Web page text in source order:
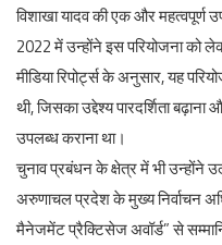
विशाखा यादव की एक और महत्वपूर्ण
2022 में उन्होंने इस परियोजना को
मीडिया रिपोर्ट्स के अनुसार, यह
थी, जिसका उद्देश्य पारदर्शिता
उपलब्ध कराना था।
चुनाव प्रबंधन के क्षेत्र में भी उन्होंने
अरुणाचल प्रदेश के मुख्य निर्वाचन
मैनेजमेंट प्रैक्टिसेज अवॉर्ड” से